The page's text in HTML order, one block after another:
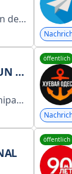
an
MAX: https://max.ru/specOperationZ
öffentlich
öffentlich